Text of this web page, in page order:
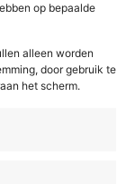
op bepaalde
alleen worden
door gebruik te
het scherm.